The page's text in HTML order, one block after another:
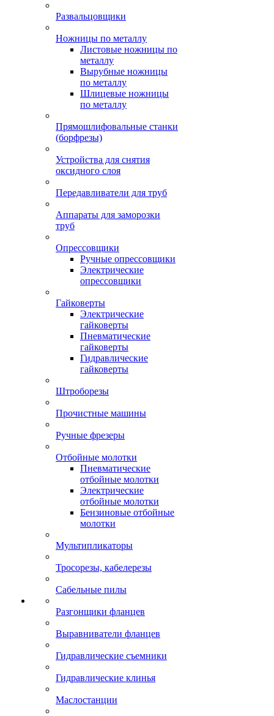
Развальцовщики
Ножницы по металлу
Листовые ножницы по
металлу
Вырубные ножницы
по металлу
Шлицевые ножницы
по металлу
Прямошлифовальные станки
(борфрезы)
Устройства для снятия
оксидного слоя
Передавливатели для труб
Аппараты для заморозки
труб
Опрессовщики
Ручные опрессовщики
Электрические
опрессовщики
Гайковерты
Электрические
гайковерты
Пневматические
гайковерты
Гидравлические
гайковерты
Штроборезы
Прочистные машины
Ручные фрезеры
Отбойные молотки
Пневматические
отбойные молотки
Электрические
отбойные молотки
Бензиновые отбойные
молотки
Мультипликаторы
Тросорезы, кабелерезы
Сабельные пилы
Разгонщики фланцев
Выравниватели фланцев
Гидравлические съемники
Гидравлические клинья
Маслостанции